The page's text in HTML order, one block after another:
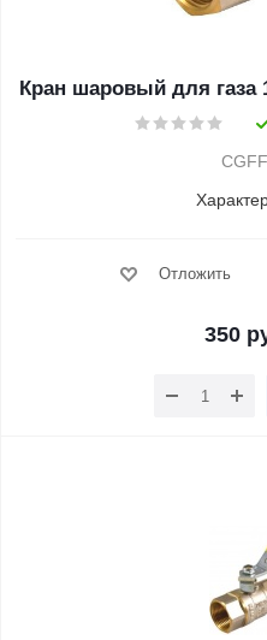
Кран шаровый для газа
Отложить
350